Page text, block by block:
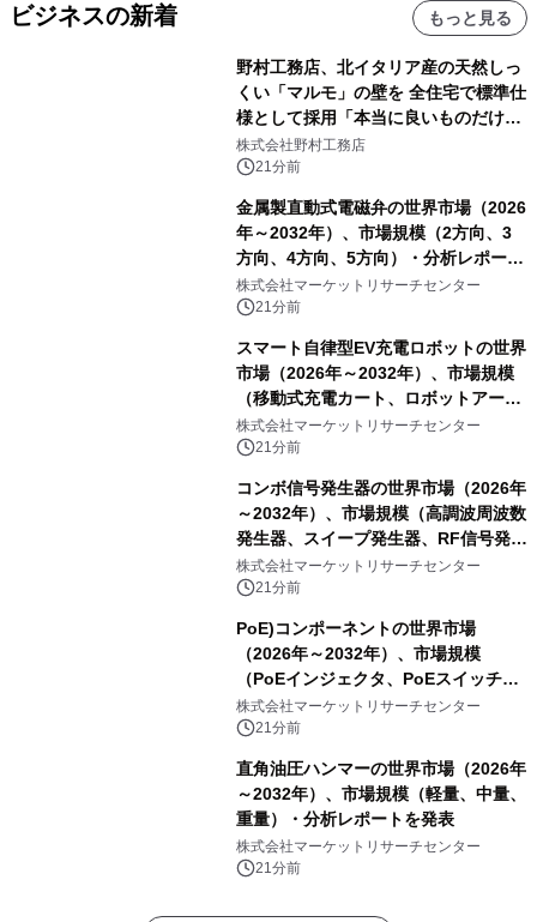
ビジネスの新着 もっと見る
野村工務店、北イタリア産の天然しっ
くい「マルモ」の壁を 全住宅で標準仕
様として採用「本当に良いものだけに
こだわる」
株式会社野村工務店
21分前
金属製直動式電磁弁の世界市場（2026
年～2032年）、市場規模（2方向、3
方向、4方向、5方向）・分析レポート
を発表
株式会社マーケットリサーチセンター
21分前
スマート自律型EV充電ロボットの世界
市場（2026年～2032年）、市場規模
（移動式充電カート、ロボットアーム
式充電システム、その他）・分析レポ
ートを発表
株式会社マーケットリサーチセンター
21分前
コンボ信号発生器の世界市場（2026年
～2032年）、市場規模（高調波周波数
発生器、スイープ発生器、RF信号発生
器、その他）・分析レポートを発表
株式会社マーケットリサーチセンター
21分前
PoE)コンポーネントの世界市場
（2026年～2032年）、市場規模
（PoEインジェクタ、PoEスイッチ、
PoEスプリッタ、PoE電源供給装置
（PSE）、PoE給電機器（PD）、PoE
発表
株式会社マーケットリサーチセンター
21分前
直角油圧ハンマーの世界市場（2026年
～2032年）、市場規模（軽量、中量、
重量）・分析レポートを発表
株式会社マーケットリサーチセンター
21分前